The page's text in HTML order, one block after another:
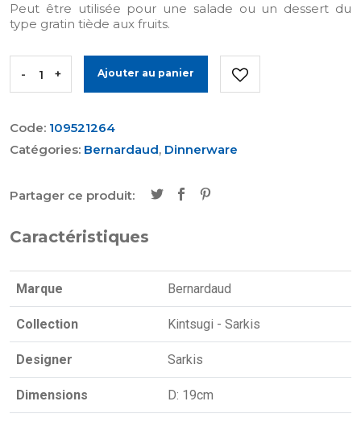
Peut être utilisée pour une salade ou un dessert du
type gratin tiède aux fruits.
- + Ajouter au panier
Code: 109521264
Catégories: Bernardaud, Dinnerware
Partager ce produit:
Caractéristiques
Marque Bernardaud
Collection Kintsugi - Sarkis
Designer Sarkis
Dimensions D: 19cm